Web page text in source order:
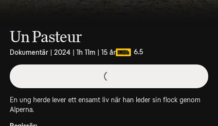
Un Pasteur
Dokumentär | 2024 | 1h 11m | 15 år 6.5
En ung herde lever ett ensamt liv när han leder sin flock genom
Alperna.